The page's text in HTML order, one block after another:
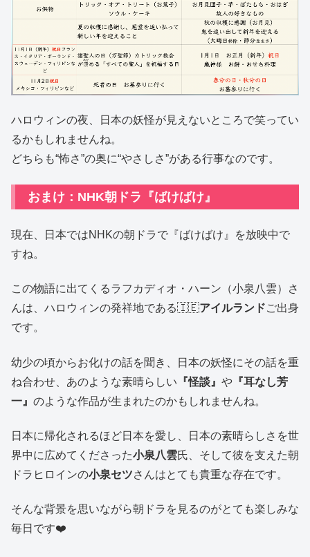
ハロウィンの夜、日本の妖怪が見えないところで笑ってい
るかもしれませんね。
どちらも“怖さ”の奥に“やさしさ”がある行事なのです。
おまけ：NHK朝ドラ『ばけばけ』
現在、日本ではNHKの朝ドラで『ばけばけ』を放映中で
すね。
この物語に出てくるラフカディオ・ハーン（小泉八雲）さ
んは、ハロウィンの発祥地である🇮🇪アイルランドご出身
です。
幼少の頃からお化けの話を聞き、日本の妖怪にその話を重
ね合わせ、あのような素晴らしい 『怪談』 や 『耳なし芳
一』 のような作品が生まれたのかもしれませんね。
日本に帰化されるほど日本を愛し、日本の素晴らしさを世
界中に広めてくださった小泉八雲氏、そして彼を支えた朝
ドラヒロインの小泉セツさんはとても貴重な存在です。
そんな背景を思いながら朝ドラを見るのがとても楽しみな
毎日です❤️